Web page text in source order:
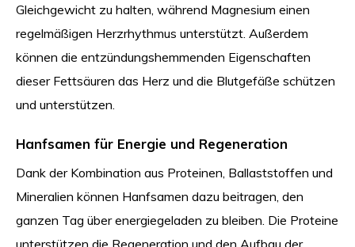
Gleichgewicht zu halten, während Magnesium einen
regelmäßigen Herzrhythmus unterstützt. Außerdem
können die entzündungshemmenden Eigenschaften
dieser Fettsäuren das Herz und die Blutgefäße schützen
und unterstützen.
Hanfsamen für Energie und Regeneration
Dank der Kombination aus Proteinen, Ballaststoffen und
Mineralien können Hanfsamen dazu beitragen, den
ganzen Tag über energiegeladen zu bleiben. Die Proteine
unterstützen die Regeneration und den Aufbau der